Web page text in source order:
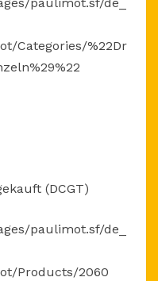
Categories/%22Dr
(DCGT)
paulimot.sf/de_
Products/2060